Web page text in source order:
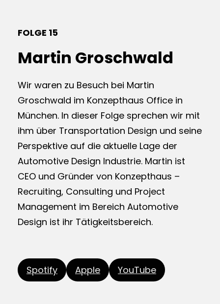
FOLGE 15
Martin Groschwald
Wir waren zu Besuch bei Martin
Groschwald im Konzepthaus Office in
München. In dieser Folge sprechen wir mit
ihm über Transportation Design und seine
Perspektive auf die aktuelle Lage der
Automotive Design Industrie. Martin ist
CEO und Gründer von Konzepthaus –
Recruiting, Consulting und Project
Management im Bereich Automotive
Design ist ihr Tätigkeitsbereich.
Spotify Apple YouTube